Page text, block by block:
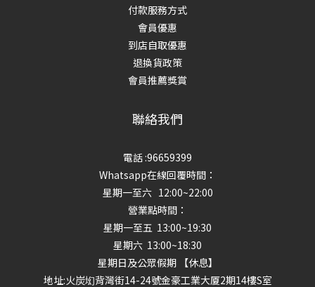
付款服務方式
會員優惠
到店自取優惠
退換貨政策
會員推薦獎賞
聯絡我們
電話 :96659399
Whatsapp在線回覆時間：
星期一至六 12:00~22:00
營業點時間：
星期一至五 13:00~19:30
星期六 13:00~18:30
星期日及公眾假期 【休息】
地址:火炭㘭背灣街14-24號金豪工業大厦2期14樓S室